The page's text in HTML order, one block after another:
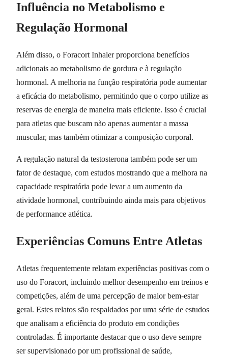
Influência no Metabolismo e
Regulação Hormonal
Além disso, o Foracort Inhaler proporciona benefícios
adicionais ao metabolismo de gordura e à regulação
hormonal. A melhoria na função respiratória pode aumentar
a eficácia do metabolismo, permitindo que o corpo utilize as
reservas de energia de maneira mais eficiente. Isso é crucial
para atletas que buscam não apenas aumentar a massa
muscular, mas também otimizar a composição corporal.
A regulação natural da testosterona também pode ser um
fator de destaque, com estudos mostrando que a melhora na
capacidade respiratória pode levar a um aumento da
atividade hormonal, contribuindo ainda mais para objetivos
de performance atlética.
Experiências Comuns Entre Atletas
Atletas frequentemente relatam experiências positivas com o
uso do Foracort, incluindo melhor desempenho em treinos e
competições, além de uma percepção de maior bem-estar
geral. Estes relatos são respaldados por uma série de estudos
que analisam a eficiência do produto em condições
controladas. É importante destacar que o uso deve sempre
ser supervisionado por um profissional de saúde,